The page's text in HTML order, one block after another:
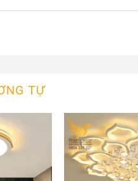
gỉ sét, giúp sản phẩm
giúp không gian trở nên
mới, tiết kiệm đến 70% điện
TỰ